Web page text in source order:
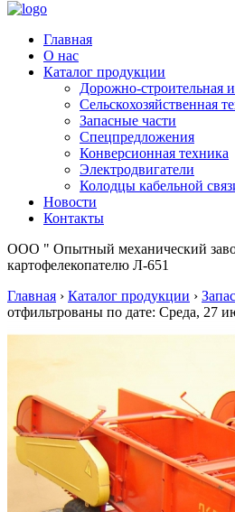
Главная
О нас
Каталог продукции
Дорожно-строительная
Сельскохозяйственная
Запасные части
Спецпредложения
Конверсионная техника
Электродвигатели
Колодцы кабельной
Новости
Контакты
ООО " Опытный механический
картофелекопателю Л-651
Главная › Каталог продукции ›
отфильтрованы по дате: Среда, 27